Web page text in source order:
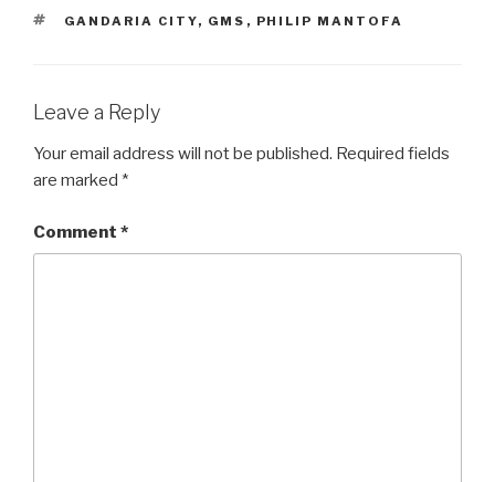
TAGS
GANDARIA CITY, GMS , PHILIP MANTOFA
Leave a Reply
Your email address will not be published. Required fields
are marked *
Comment *